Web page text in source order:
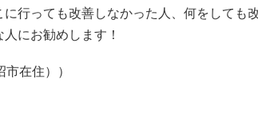
行っても改善しなかった人、何をしても
にお勧めします！
在住））